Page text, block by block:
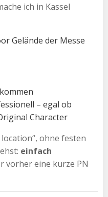
ich in Kassel
Gelände der Messe
– egal ob
Character
ohne festen
einfach
vorher eine kurze PN